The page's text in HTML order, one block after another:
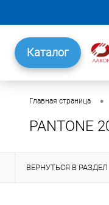
Каталог
Главная страница •
PANTONE
ВЕРНУТЬСЯ В РАЗДЕЛ